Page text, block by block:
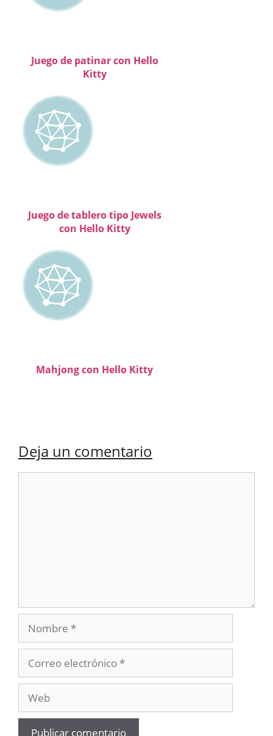
Juego de patinar con Hello
Kitty
Juego de tablero tipo Jewels
con Hello Kitty
Mahjong con Hello Kitty
Deja un comentario
Nombre
electrónico